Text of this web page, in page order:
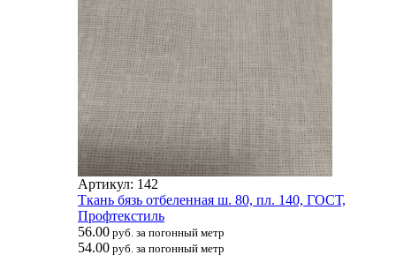
Артикул: 142
Ткань бязь отбеленная ш. 80, пл. 140, ГОСТ,
Профтекстиль
56.00 руб. за погонный метр
54.00 руб. за погонный метр